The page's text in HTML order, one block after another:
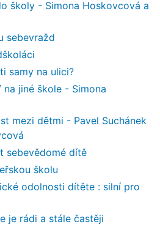
školy - Simona Hoskovcová a
sebevražd
samy na ulici?
jiné škole - Simona
mezi dětmi - Pavel Suchánek
sebevědomé dítě
školu
odolnosti dítěte : silní pro
je rádi a stále častěji